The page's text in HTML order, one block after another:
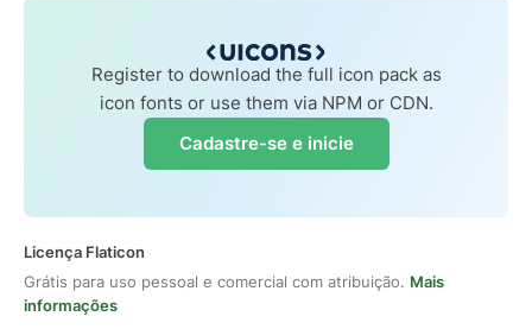
Register to download the full icon pack as
icon fonts or use them via NPM or CDN.
Cadastre-se e inicie
Licença Flaticon
Grátis para uso pessoal e comercial com atribuição. Mais
informações